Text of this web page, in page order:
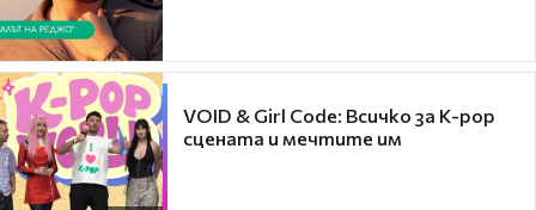
VOID & Girl Code: Всичко за K-pop
сцената и мечтите им